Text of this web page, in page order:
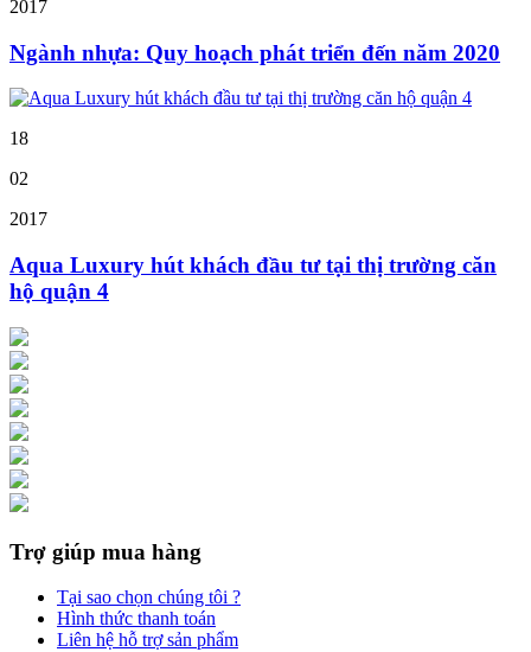
2017
Ngành nhựa: Quy hoạch phát triển đến năm 2020
18
02
2017
Aqua Luxury hút khách đầu tư tại thị trường căn
hộ quận 4
Trợ giúp mua hàng
Tại sao chọn chúng tôi ?
Hình thức thanh toán
Liên hệ hỗ trợ sản phẩm